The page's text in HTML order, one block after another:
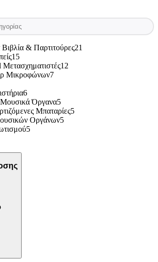
& Παρτιτούρες21
15
12
Μικροφώνων7
6
Όργανα5
Μπαταρίες5
Οργάνων5
5